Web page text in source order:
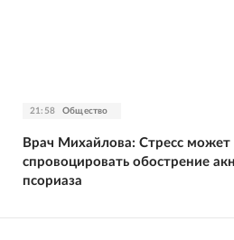
21:58 Общество
Врач Михайлова: Стресс может
спровоцировать обострение
псориаза